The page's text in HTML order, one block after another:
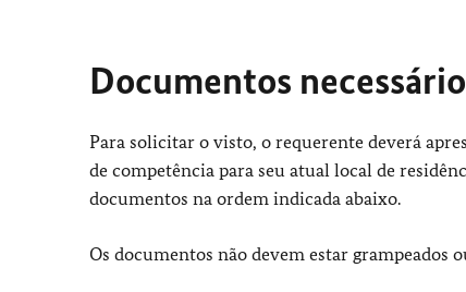
Documentos
Para solicitar o visto, o requerente deverá
de competência para seu atual local de
documentos na ordem indicada abaixo.
​​​​​​​Os documentos não devem estar grampeados